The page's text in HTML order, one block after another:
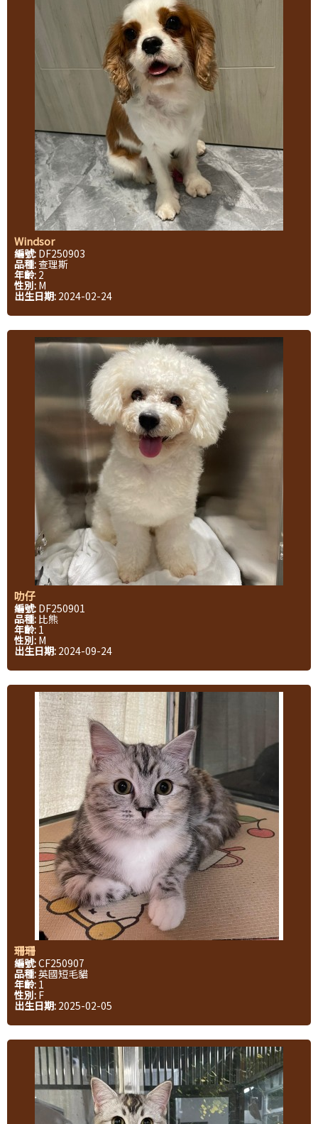
Windsor
編號: DF250903
品種:查理斯
年齡: 2
性別: M
出生日期: 2024-02-24
叻仔
編號: DF250901
品種: 比熊
年齡: 1
性別: M
出生日期: 2024-09-24
珊珊
編號:CF250907
品種:英國短毛貓
年齡: 1
性別: F
出生日期: 2025-02-05